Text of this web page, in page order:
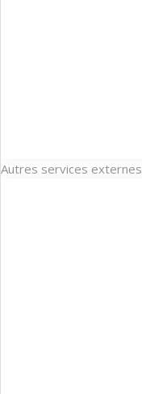
Autres services externes